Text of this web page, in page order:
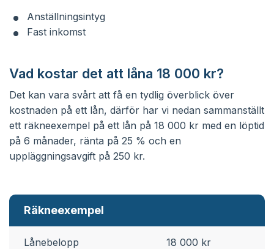
Anställningsintyg
Fast inkomst
Vad kostar det att låna 18 000 kr?
Det kan vara svårt att få en tydlig överblick över
kostnaden på ett lån, därför har vi nedan sammanställt
ett räkneexempel på ett lån på 18 000 kr med en löptid
på 6 månader, ränta på 25 % och en
uppläggningsavgift på 250 kr.
Lånebelopp 18 000 kr
Räkneexempel